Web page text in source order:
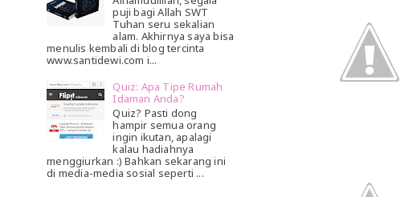
puji bagi Allah SWT
Tuhan seru sekalian
alam. Akhirnya saya bisa
menulis kembali di blog tercinta
www.santidewi.com i...
Quiz: Apa Tipe Rumah
Idaman Anda?
Quiz? Pasti dong
hampir semua orang
ingin ikutan, apalagi
kalau hadiahnya
menggiurkan :) Bahkan sekarang ini
di media-media sosial seperti ...